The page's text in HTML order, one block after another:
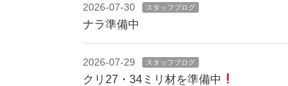
2026-07-30 スタッフブログ
ナラ準備中
2026-07-29 スタッフブログ
クリ27・34ミリ材を準備中